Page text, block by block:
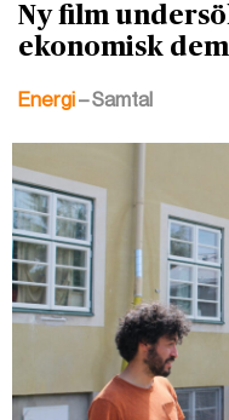
Ny film
ekonomisk
Energi– Samtal